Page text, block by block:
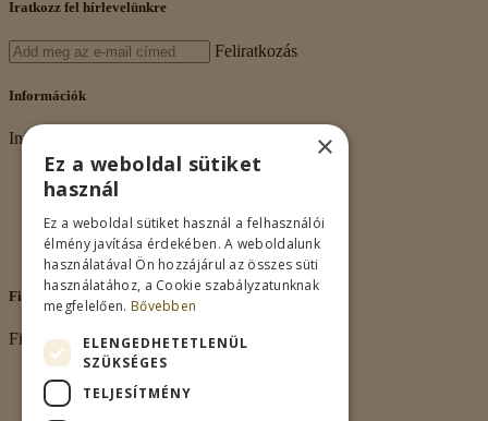
Iratkozz fel hírlevelünkre
Feliratkozás
Információk
Információk
Rólunk
Adatkezelés
Vásárlási feltételek
Nagykereskedelem
Kapcsolat
Fiókom
Fiókom
Fiókom
Rendeléseim
×
Ez a weboldal sütiket
használ
Ez a weboldal sütiket használ a felhasználói
élmény javítása érdekében. A weboldalunk
használatával Ön hozzájárul az összes süti
használatához, a Cookie szabályzatunknak
megfelelően. Bővebben
ELENGEDHETETLENÜL
SZÜKSÉGES
TELJESÍTMÉNY